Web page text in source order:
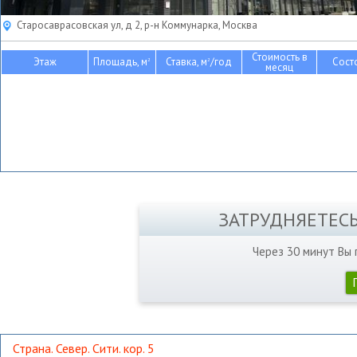
Старосаврасовская ул, д 2, р-н Коммунарка, Москва
Этаж Площадь, м2 Ставка, м2/год Стоимость в
месяц
Через 30 минут Вы
Страна. Север. Сити. кор. 5